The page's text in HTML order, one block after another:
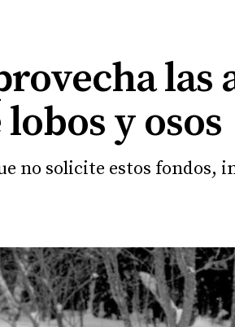
las
y osos
no solicite estos fondos,